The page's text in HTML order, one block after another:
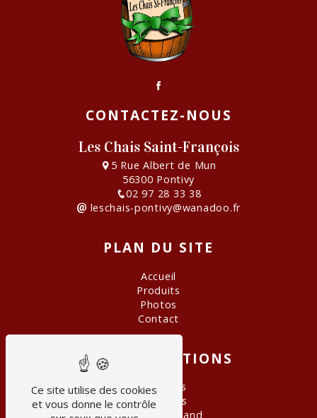
CONTACTEZ-NOUS
Les Chais Saint-François
5 Rue Albert de Mun
56300 Pontivy
02 97 28 33 38
leschais-pontivy@wanadoo.fr
PLAN DU SITE
Accueil
Produits
Photos
Contact
NOS PRESTATIONS
Grand Crus
Cave à vins
Panier gourmand
Ce site utilise des cookies
et vous donne le contrôle